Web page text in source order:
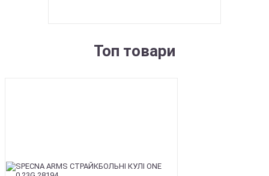
Топ товари